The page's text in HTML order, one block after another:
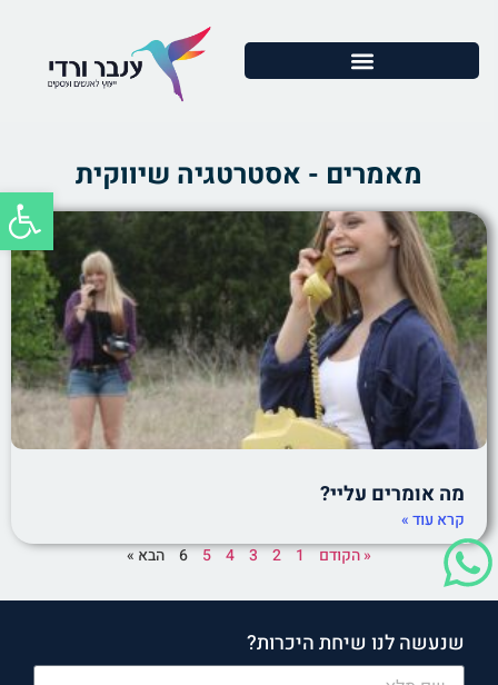
פתח
מאמרים - אסטרטגיה שיווקית
מה אומרים עליי?
קרא עוד »
« הקודם
1
2
3
4
5
6 הבא »
שנעשה לנו שיחת היכרות?